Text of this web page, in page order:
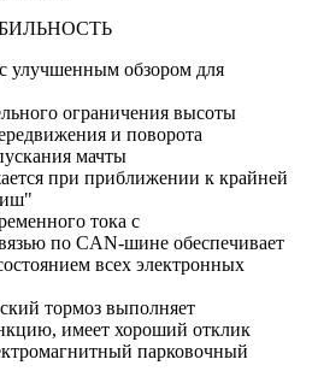
улучшенным обзором для
ограничения высоты
и поворота
мачты
при приближении к крайней
тока с
по CAN-шине обеспечивает
всех электронных
тормоз выполняет
имеет хороший отклик
парковочный